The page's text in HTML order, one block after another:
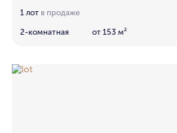
1 лот в продаже
2-комнатная от 153 м²